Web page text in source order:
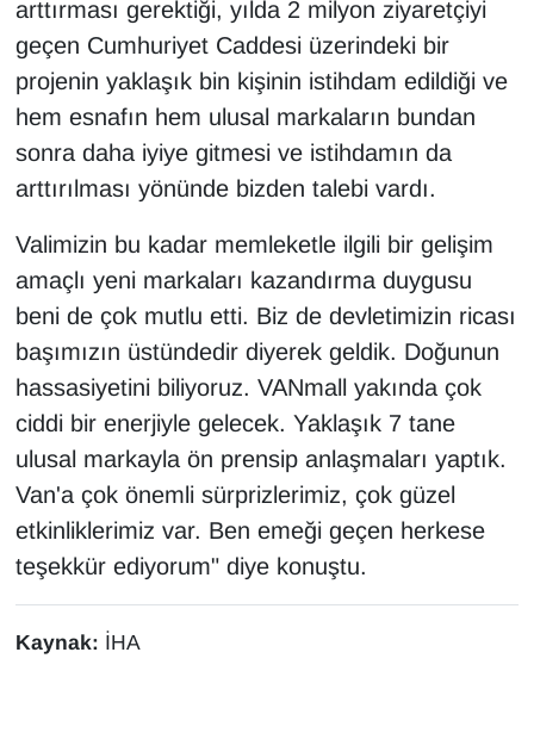
arttırması gerektiği, yılda 2 milyon ziyaretçiyi
geçen Cumhuriyet Caddesi üzerindeki bir
projenin yaklaşık bin kişinin istihdam edildiği ve
hem esnafın hem ulusal markaların bundan
sonra daha iyiye gitmesi ve istihdamın da
arttırılması yönünde bizden talebi vardı.
Valimizin bu kadar memleketle ilgili bir gelişim
amaçlı yeni markaları kazandırma duygusu
beni de çok mutlu etti. Biz de devletimizin ricası
başımızın üstündedir diyerek geldik. Doğunun
hassasiyetini biliyoruz. VANmall yakında çok
ciddi bir enerjiyle gelecek. Yaklaşık 7 tane
ulusal markayla ön prensip anlaşmaları yaptık.
Van'a çok önemli sürprizlerimiz, çok güzel
etkinliklerimiz var. Ben emeği geçen herkese
teşekkür ediyorum" diye konuştu.
Kaynak: İHA